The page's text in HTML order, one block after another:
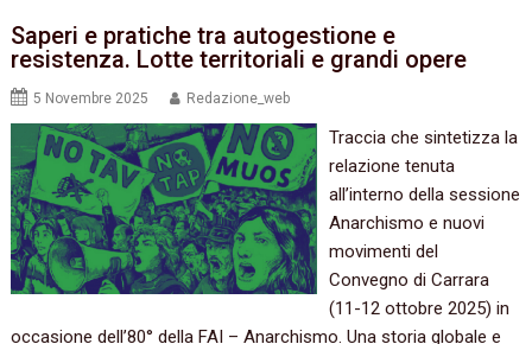
Saperi e pratiche tra autogestione e
resistenza. Lotte territoriali e grandi opere
5 Novembre 2025 Redazione_web
Traccia che sintetizza la
relazione tenuta
all’interno della sessione
Anarchismo e nuovi
movimenti del
Convegno di Carrara
(11-12 ottobre 2025) in
occasione dell’80° della FAI – Anarchismo. Una storia globale e